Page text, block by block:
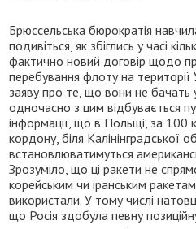
Брюссельська бюрократія
подивіться, як збіглись у часі
фактично новий договір щодо
перебування флоту на
заяву про те, що вони не бачать
одночасно з цим відбувається
інформації, що в Польщі, за 100
кордону, біля Калінінградської
встановлюватимуться
Зрозуміло, що ці ракети не
корейським чи іранським
використали. У тому числі
що Росія здобула певну